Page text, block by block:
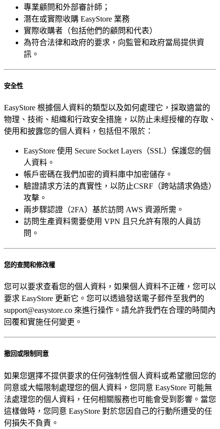
專業顧問和外部審計師；
潛在或實際收購 EasyStore 業務
實際收購者（包括他們的顧問和代表）
為符合法律和政府的要求，向監管和政府當局提供資
訊。
安全性
EasyStore 根據個人資料的類型以及如何處理它，採取適當的
物理、技術、組織和行政安全措施，以防止未經授權的存取、
使用和披露您的個人資料，包括但不限於：
EasyStore 使用 Secure Socket Layers（SSL）保護您的個
人資料。
帳戶密碼在我們加密的資料庫中加密儲存。
驗證請求方法的真實性，以防止CSRF（跨站請求偽造）
攻擊。
兩步驟認證（2FA）基於訪問 AWS 資源所需。
訪問生產資料需要使用 VPN 且只允許有限的人員訪
問。
您的查閱和修改權
您可以要求查看您的個人資料，如果個人資料不正確，您可以
要求 EasyStore 更新它。您可以透過發送電子郵件至我們的
support@easystore.co 來進行操作。請允許我們在合理的時間內
回覆和實施任何變更。
撤回或限制同意
如果您選擇不提供要求的任何強制性個人資料或希望撤回您的
同意或大幅限制處理您的個人資料，您同意 EasyStore 可能無
法處理您的個人資料，任何相關服務也可能會受到影響。當您
這樣做時，您同意 EasyStore 對於您因自己的行動所遭受的任
何損失不負責。